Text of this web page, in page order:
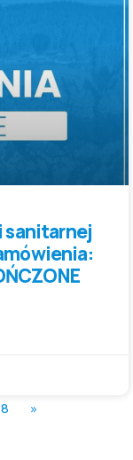
sanitarnej
8 »